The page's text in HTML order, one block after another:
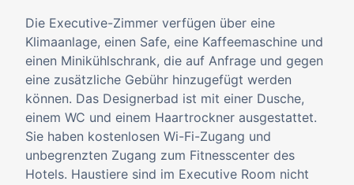
Die Executive-Zimmer verfügen über eine
Klimaanlage, einen Safe, eine Kaffeemaschine und
einen Minikühlschrank, die auf Anfrage und gegen
eine zusätzliche Gebühr hinzugefügt werden
können. Das Designerbad ist mit einer Dusche,
einem WC und einem Haartrockner ausgestattet.
Sie haben kostenlosen Wi-Fi-Zugang und
unbegrenzten Zugang zum Fitnesscenter des
Hotels. Haustiere sind im Executive Room nicht